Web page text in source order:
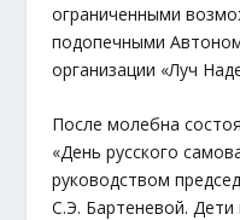
ограниченными
подопечными
организации «Луч
После молебна
«День русского
руководством
С.Э. Бартеневой.